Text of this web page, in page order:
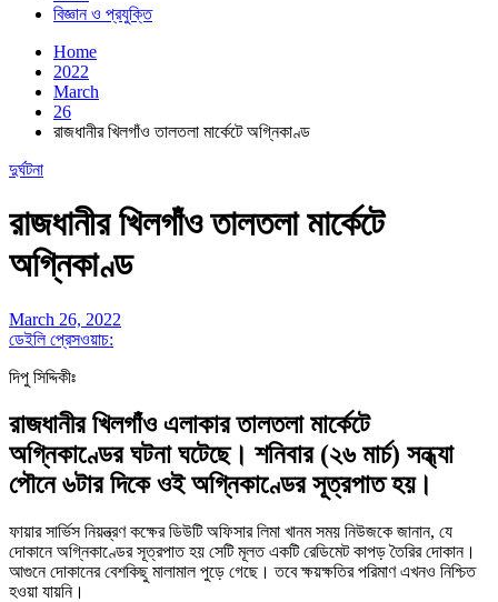
বিজ্ঞান ও প্রযুক্তি
Home
2022
March
26
রাজধানীর খিলগাঁও তালতলা মার্কেটে অগ্নিকাণ্ড
দুর্ঘটনা
রাজধানীর খিলগাঁও তালতলা মার্কেটে
অগ্নিকাণ্ড
March 26, 2022
ডেইলি প্রেসওয়াচ:
দিপু সিদ্দিকীঃ
রাজধানীর খিলগাঁও এলাকার তালতলা মার্কেটে
অগ্নিকাণ্ডের ঘটনা ঘটেছে। শনিবার (২৬ মার্চ) সন্ধ্যা
পৌনে ৬টার দিকে ওই অগ্নিকাণ্ডের সূত্রপাত হয়।
ফায়ার সার্ভিস নিয়ন্ত্রণ কক্ষের ডিউটি অফিসার লিমা খানম সময় নিউজকে জানান, যে
দোকানে অগ্নিকাণ্ডের সূত্রপাত হয় সেটি মূলত একটি রেডিমেট কাপড় তৈরির দোকান।
আগুনে দোকানের বেশকিছু মালামাল পুড়ে গেছে। তবে ক্ষয়ক্ষতির পরিমাণ এখনও নিশ্চিত
হওয়া যায়নি।